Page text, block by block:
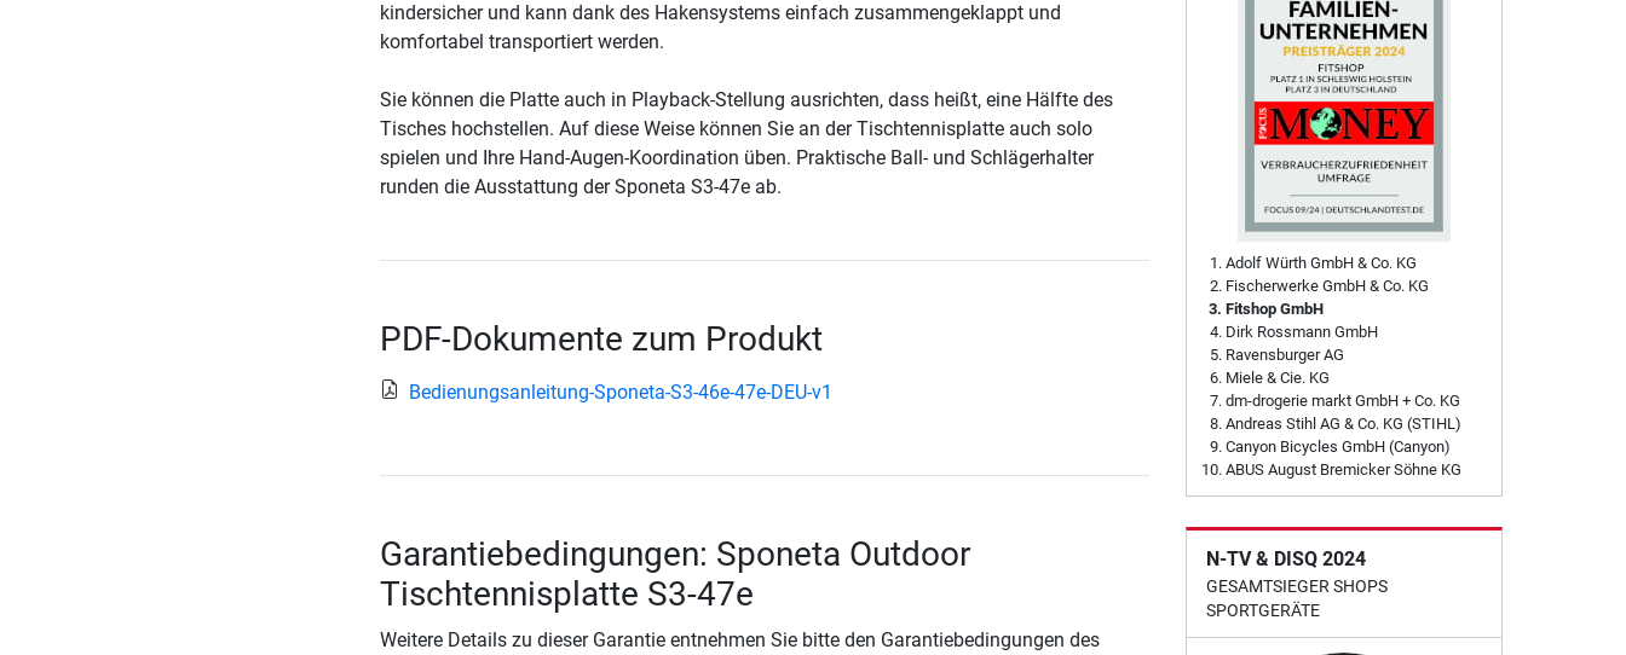
kindersicher und kann dank des Hakensystems einfach zusammengeklappt und
komfortabel transportiert werden.
Sie können die Platte auch in Playback-Stellung ausrichten, dass heißt, eine Hälfte des
Tisches hochstellen. Auf diese Weise können Sie an der Tischtennisplatte auch solo
spielen und Ihre Hand-Augen-Koordination üben. Praktische Ball- und Schlägerhalter
runden die Ausstattung der Sponeta S3-47e ab.
PDF-Dokumente zum Produkt
Bedienungsanleitung-Sponeta-S3-46e-47e-DEU-v1
Garantiebedingungen: Sponeta Outdoor
Tischtennisplatte S3-47e
Weitere Details zu dieser Garantie entnehmen Sie bitte den Garantiebedingungen des
Adolf Würth GmbH & Co. KG
Fischerwerke GmbH & Co. KG
Fitshop GmbH
Dirk Rossmann GmbH
Ravensburger AG
Miele & Cie. KG
dm-drogerie markt GmbH + Co. KG
Andreas Stihl AG & Co. KG (STIHL)
Canyon Bicycles GmbH (Canyon)
ABUS August Bremicker Söhne KG
N-TV & DISQ 2024
GESAMTSIEGER SHOPS
SPORTGERÄTE